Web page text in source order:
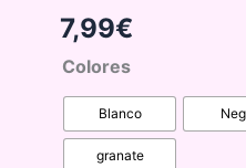
7,99€
Colores
Blanco
granate